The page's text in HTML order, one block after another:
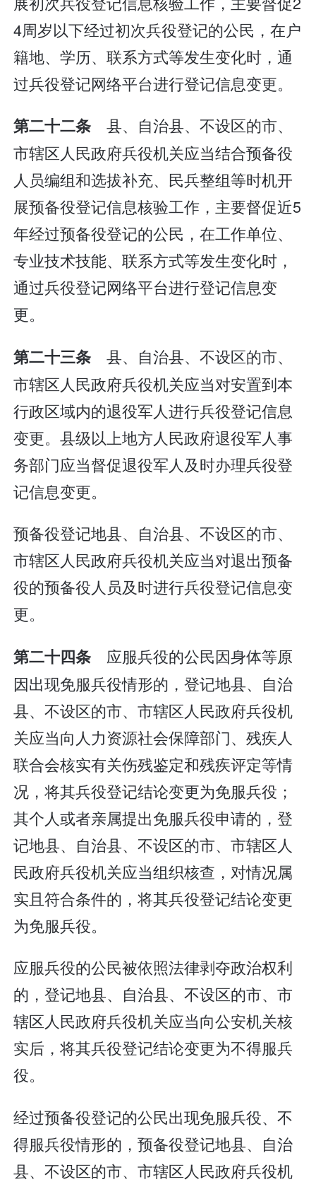
4周岁以下经过初次兵役登记的公民，在户
籍地、学历、联系方式等发生变化时，通
过兵役登记网络平台进行登记信息变更。
第二十二条 县、自治县、不设区的市、
市辖区人民政府兵役机关应当结合预备役
人员编组和选拔补充、民兵整组等时机开
展预备役登记信息核验工作，主要督促近5
年经过预备役登记的公民，在工作单位、
专业技术技能、联系方式等发生变化时，
通过兵役登记网络平台进行登记信息变
更。
第二十三条 县、自治县、不设区的市、
市辖区人民政府兵役机关应当对安置到本
行政区域内的退役军人进行兵役登记信息
变更。县级以上地方人民政府退役军人事
务部门应当督促退役军人及时办理兵役登
记信息变更。
预备役登记地县、自治县、不设区的市、
市辖区人民政府兵役机关应当对退出预备
役的预备役人员及时进行兵役登记信息变
更。
第二十四条 应服兵役的公民因身体等原
因出现免服兵役情形的，登记地县、自治
县、不设区的市、市辖区人民政府兵役机
关应当向人力资源社会保障部门、残疾人
联合会核实有关伤残鉴定和残疾评定等情
况，将其兵役登记结论变更为免服兵役；
其个人或者亲属提出免服兵役申请的，登
记地县、自治县、不设区的市、市辖区人
民政府兵役机关应当组织核查，对情况属
实且符合条件的，将其兵役登记结论变更
为免服兵役。
应服兵役的公民被依照法律剥夺政治权利
的，登记地县、自治县、不设区的市、市
辖区人民政府兵役机关应当向公安机关核
实后，将其兵役登记结论变更为不得服兵
役。
经过预备役登记的公民出现免服兵役、不
得服兵役情形的，预备役登记地县、自治
县、不设区的市、市辖区人民政府兵役机